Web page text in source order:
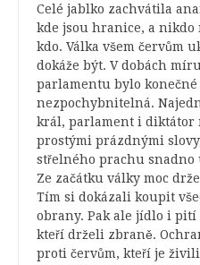
Celé jablko zachvátila
kde jsou hranice, a nikdo
kdo. Válka všem červům
dokáže být. V dobách
parlamentu bylo
nezpochybnitelná.
král, parlament i diktátor
prostými prázdnými
střelného prachu
Ze začátku války moc
Tím si dokázali koupit
obrany. Pak ale jídlo i pití
kteří drželi zbraně.
proti červům, kteří je